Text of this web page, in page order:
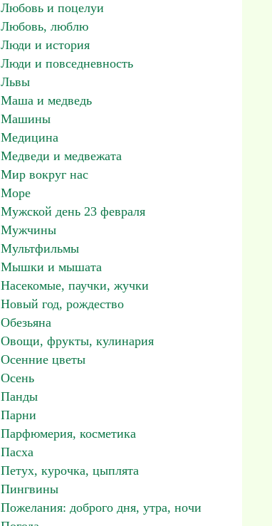
Любовь и поцелуи
Любовь, люблю
Люди и история
Люди и повседневность
Львы
Маша и медведь
Машины
Медицина
Медведи и медвежата
Мир вокруг нас
Море
Мужской день 23 февраля
Мужчины
Мультфильмы
Мышки и мышата
Насекомые, паучки, жучки
Новый год, рождество
Обезьяна
Овощи, фрукты, кулинария
Осенние цветы
Осень
Панды
Парни
Парфюмерия, косметика
Пасха
Петух, курочка, цыплята
Пингвины
Пожелания: доброго дня, утра, ночи